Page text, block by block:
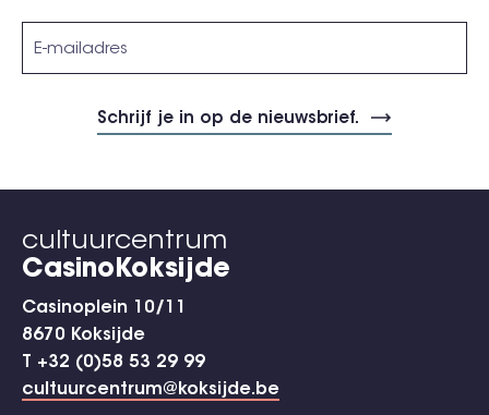
cultuurcentrum
CasinoKoksijde
Casinoplein 10/11
8670 Koksijde
T +32 (0)58 53 29 99
cultuurcentrum@koksijde.be